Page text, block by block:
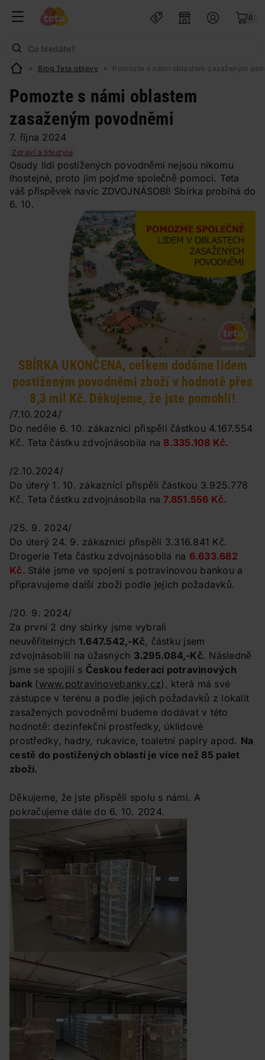
0
Blog Teta objevy Pomozte s námi oblastem zasaženým
Pomozte s námi oblastem
zasaženým povodněmi
7. října 2024
Zdraví a lifestyle
Osudy lidí postižených povodněmi nejsou nikomu
lhostejné, proto jim pojďme společně pomoci. Teta
váš příspěvek navíc ZDVOJNÁSOBÍ! Sbírka probíhá do
6. 10.
SBÍRKA UKONČENA, celkem dodáme lidem
postiženým povodněmi zboží v hodnotě přes
8,3 mil Kč. Děkujeme, že jste pomohli!
/7.10.2024/
Do neděle 6. 10. zákazníci přispěli částkou 4.167.554
Kč. Teta částku zdvojnásobila na 8.335.108 Kč.
/2.10.2024/
Do úterý 1. 10. zákazníci přispěli částkou 3.925.778
Kč. Teta částku zdvojnásobila na7.851.556 Kč.
​/25. 9. 2024/
Do úterý 24. 9. zákaznici přispěli 3.316.841 Kč.
Drogerie Teta částku zdvojnásobila na 6.633.682
Kč. Stále jsme ve spojení s potravinovou bankou a
připravujeme další zboží podle jejich požadavků.
/20. 9. 2024/
Za první 2 dny sbírky jsme vybrali
neuvěřitelných 1.647.542,-Kč, částku jsem
zdvojnásobili na úžasných 3.295.084,-Kč. Následně
jsme se spojili s Českou federací potravinových
bank (www.potravinovebanky.cz), která má své
zástupce v terénu a podle jejich požadavků z lokalit
zasažených povodněmi budeme dodávat v této
hodnotě: dezinfekční prostředky, úklidové
prostředky, hadry, rukavice, toaletní papíry apod. Na
cestě do postižených oblastí je více než 85 palet
zboží.
Děkujeme, že jste přispěli spolu s námi. A
pokračujeme dále do 6. 10. 2024.